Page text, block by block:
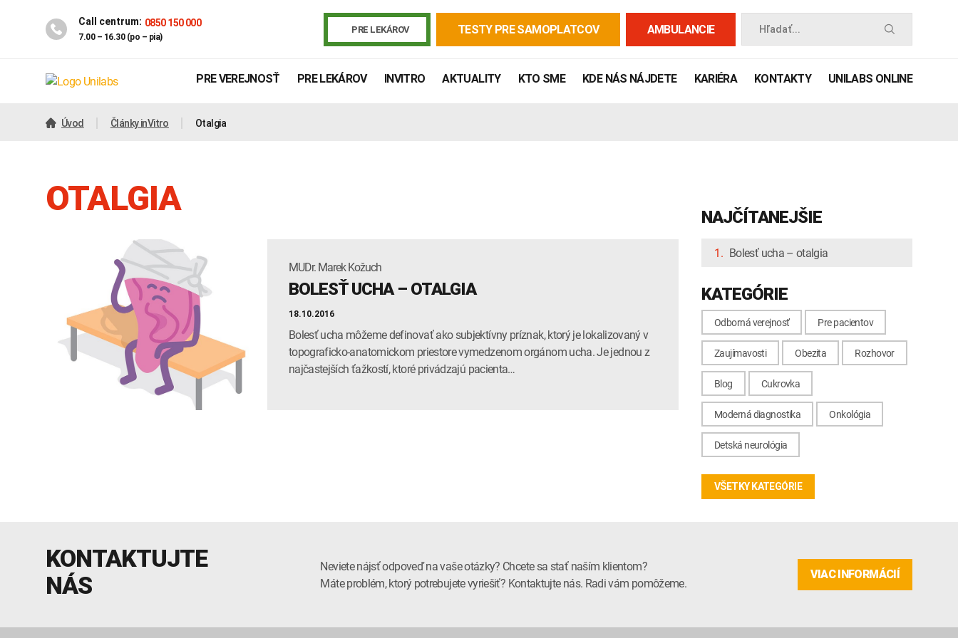
Call centrum: 0850 150 000
7.00 – 16.30 (po – pia)
PRE LEKÁROV TESTY PRE SAMOPLATCOV AMBULANCIE Hľadať...
Covid-19 Žiadanky a tlačivá
INTOLERANCIA POTRAVÍN Lymská borelióza Human papillomavirus (HPV)
PRE VEREJNOSŤ PRE LEKÁROV INVITRO AKTUALITY KTO SME KDE NÁS NÁJDETE KARIÉRA KONTAKTY UNILABS ONLINE
Úvod Články inVitro Otalgia
OTALGIA
MUDr. Marek Kožuch
BOLESŤ UCHA – OTALGIA
18.10.2016
Bolesť ucha môžeme definovať ako subjektívny príznak, ktorý je lokalizovaný v
topograficko-anatomickom priestore vymedzenom orgánom ucha. Je jednou z
najčastejších ťažkostí, ktoré privádzajú pacienta…
NAJČÍTANEJŠIE
1. Bolesť ucha – otalgia
KATEGÓRIE
Odborná verejnosť Pre pacientov
Zaujímavosti Obezita Rozhovor
Blog Cukrovka
Moderná diagnostika Onkológia
Detská neurológia
VŠETKY KATEGÓRIE
KONTAKTUJTE
NÁS
Neviete nájsť odpoveď na vaše otázky? Chcete sa stať naším klientom?
Máte problém, ktorý potrebujete vyriešiť? Kontaktujte nás. Radi vám pomôžeme.
VIAC INFORMÁCIÍ